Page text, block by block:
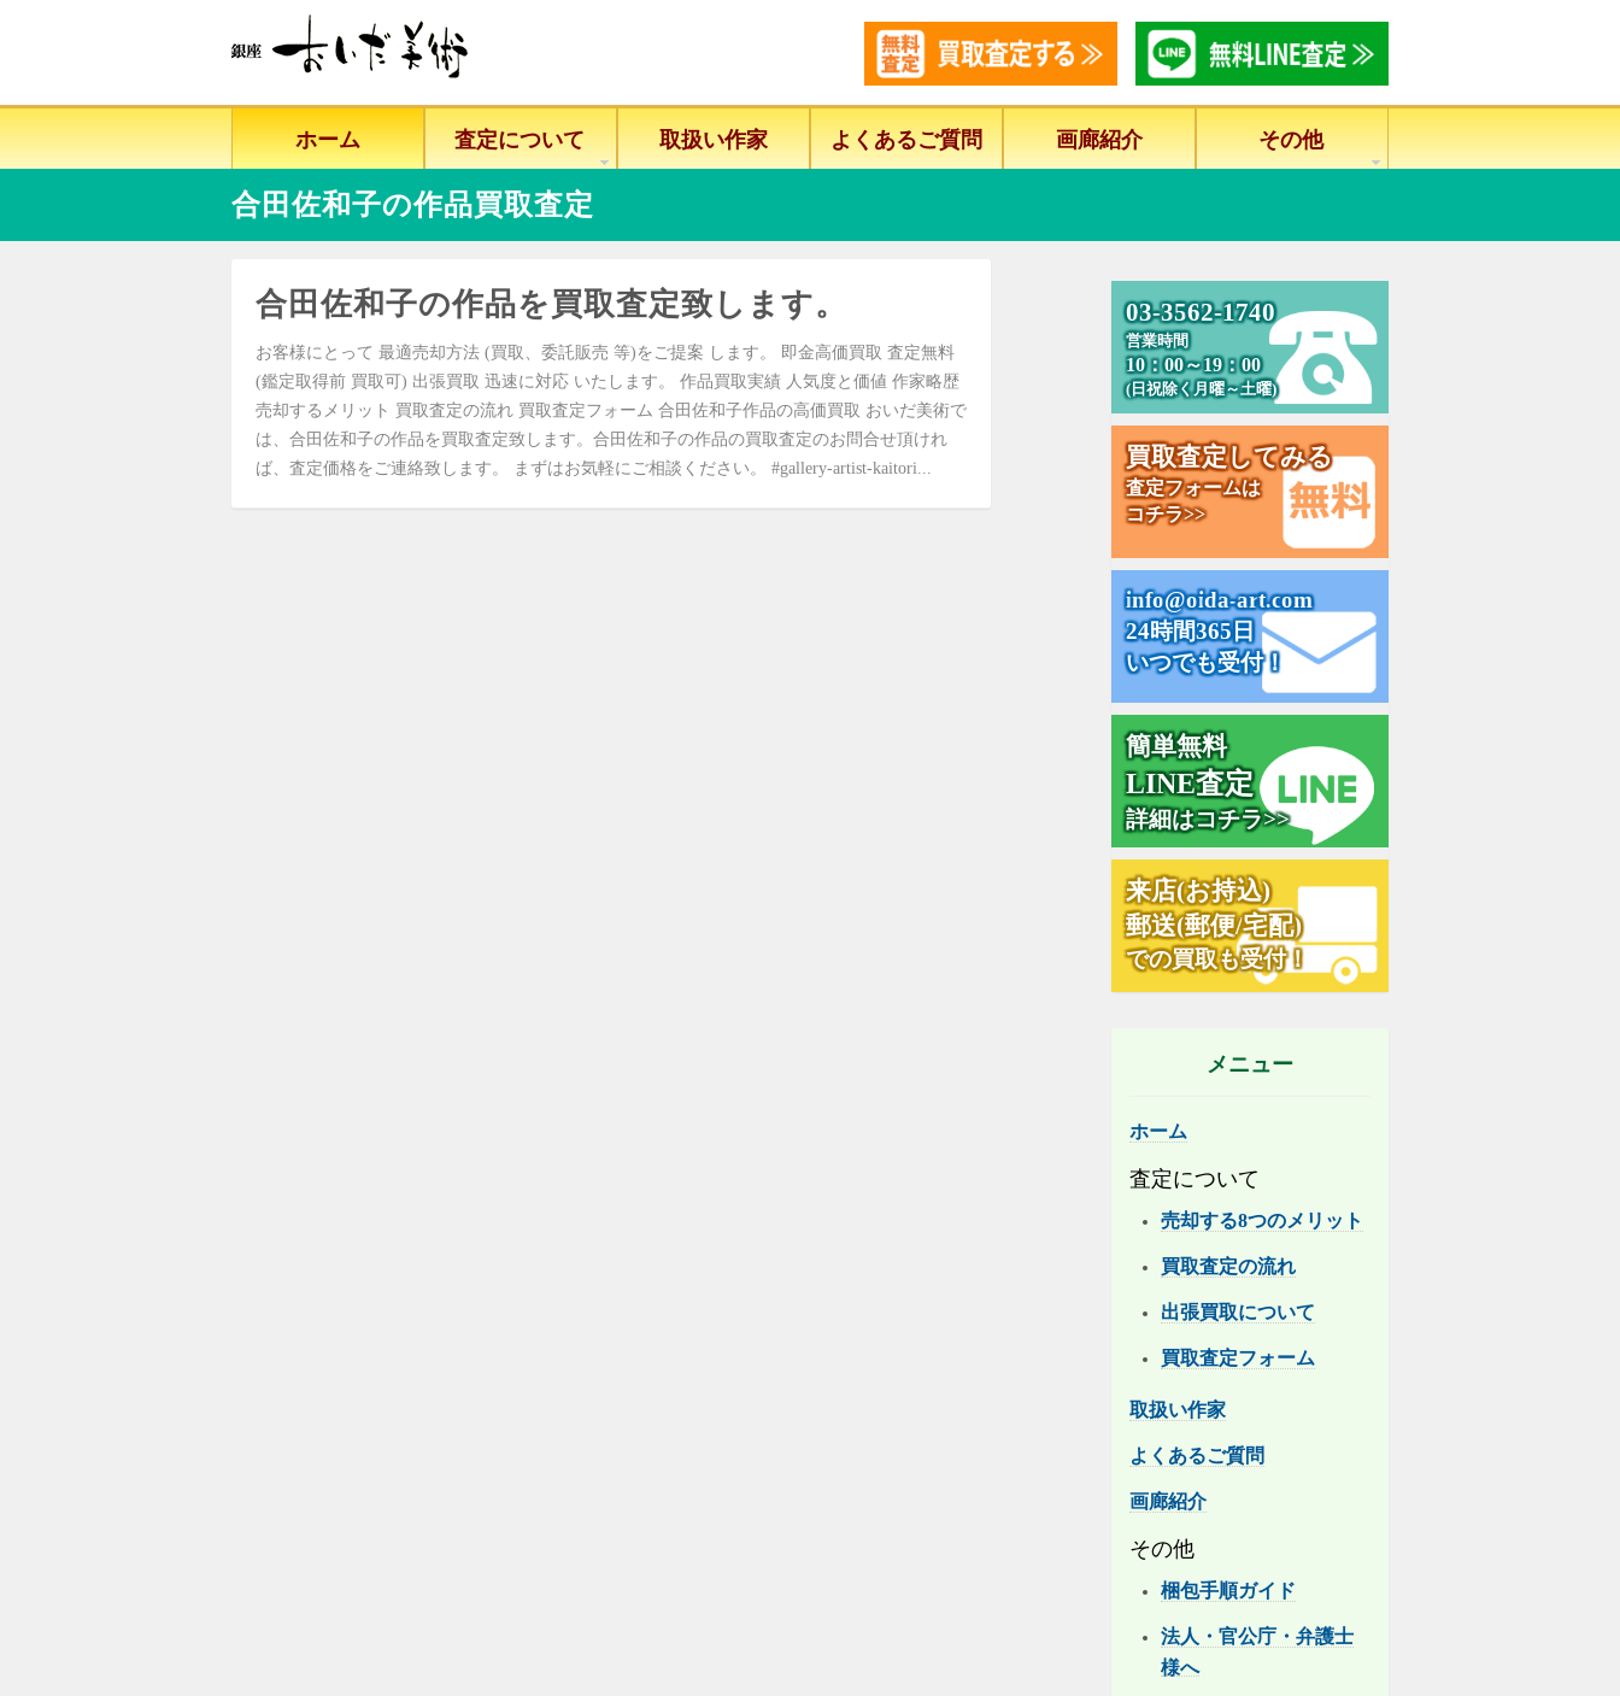
ホーム 査定について 取扱い作家 よくあるご質問 画廊紹介 その他
合田佐和子の作品買取査定
合田佐和子の作品を買取査定致します。
お客様にとって 最適売却方法 (買取、委託販売 等)をご提案 します。 即金高価買取 査定無料
(鑑定取得前 買取可) 出張買取 迅速に対応 いたします。 作品買取実績 人気度と価値 作家略歴
売却するメリット 買取査定の流れ 買取査定フォーム 合田佐和子作品の高価買取 おいだ美術で
は、合田佐和子の作品を買取査定致します。合田佐和子の作品の買取査定のお問合せ頂けれ
ば、査定価格をご連絡致します。 まずはお気軽にご相談ください。 #gallery-artist-kaitori...
03-3562-1740
営業時間
10：00～19：00
(日祝除く月曜～土曜)
買取査定してみる
査定フォームは
コチラ>>
info@oida-art.com
24時間365日
いつでも受付！
簡単無料
LINE査定
詳細はコチラ>>
来店(お持込)
郵送(郵便/宅配)
での買取も受付！
メニュー
ホーム
査定について
売却する8つのメリット
買取査定の流れ
出張買取について
買取査定フォーム
取扱い作家
よくあるご質問
画廊紹介
その他
梱包手順ガイド
法人・官公庁・弁護士
様へ